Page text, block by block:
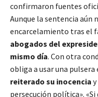
confirmaron fuentes
Aunque la sentencia aún
encarcelamiento tras el
abogados del
mismo día. Con otra
obliga a usar una
reiterado su inocencia
persecución política».